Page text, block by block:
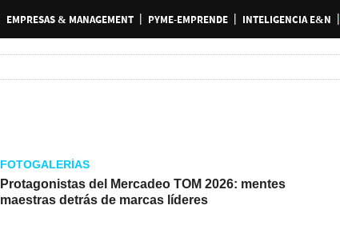
EMPRESAS & MANAGEMENT PYME-EMPRENDE INTELIGENCIA E&N
FOTOGALERÍAS
Protagonistas del Mercadeo TOM 2026: mentes
maestras detrás de marcas líderes